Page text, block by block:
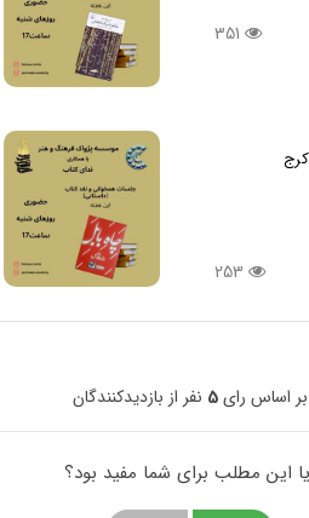
بر اساس رای5 نفر از بازدیدکنندگان
این مطلب برای شما مفید بود؟